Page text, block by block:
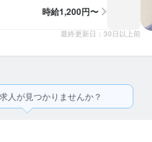
時給1,200円〜
最終更新日：30日以上前
人が見つかりませんか？